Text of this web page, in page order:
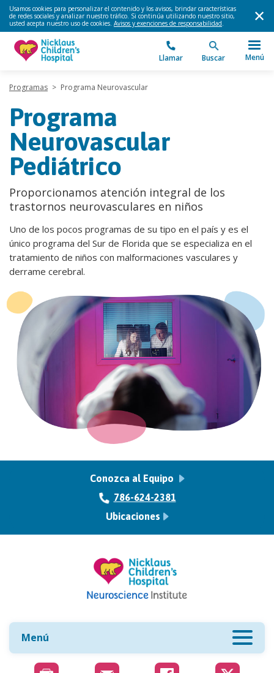
Usamos cookies para personalizar el contenido y los avisos, brindar características
de redes sociales y analizar nuestro tráfico. Si continúa utilizando nuestro sitio,
usted acepta nuestro uso de cookies. Avisos y exenciones de responsabilidad.
Llamar Buscar Menú
Programas > Programa Neurovascular
Programa
Neurovascular
Pediátrico
Proporcionamos atención integral de los
trastornos neurovasculares en niños
Uno de los pocos programas de su tipo en el país y es el
único programa del Sur de Florida que se especializa en el
tratamiento de niños con malformaciones vasculares y
derrame cerebral.
Conozca al Equipo
786-624-2381
Ubicaciones
Menú